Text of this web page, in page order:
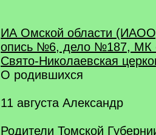
ИА Омской области
опись №6, дело №187, МК
Свято-Николаевская
О родившихся
11 августа Александр
Родители Томской